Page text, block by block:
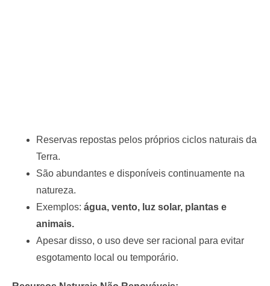
Reservas repostas pelos próprios ciclos naturais da
Terra.
São abundantes e disponíveis continuamente na
natureza.
Exemplos: água, vento, luz solar, plantas e
animais.
Apesar disso, o uso deve ser racional para evitar
esgotamento local ou temporário.